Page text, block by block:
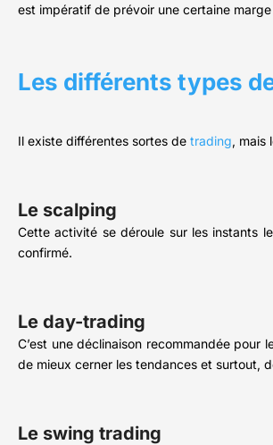
est impératif de prévoir une certaine
Les différents types
Il existe différentes sortes de trading, mais
Le scalping
Cette activité se déroule sur les instants
confirmé.
Le day-trading
C’est une déclinaison recommandée pour
de mieux cerner les tendances et surtout,
Le swing trading